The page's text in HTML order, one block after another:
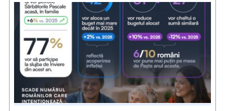
îl
transformă
într-
un
obicei
anual